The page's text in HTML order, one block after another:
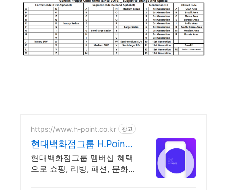
https://www.h-point.co.kr 광고
현대백화점그룹 H.Point
매일 최대 5천 포인트 적
립
현대백화점그룹 멤버십 혜택
으로 쇼핑, 리빙, 패션, 문화